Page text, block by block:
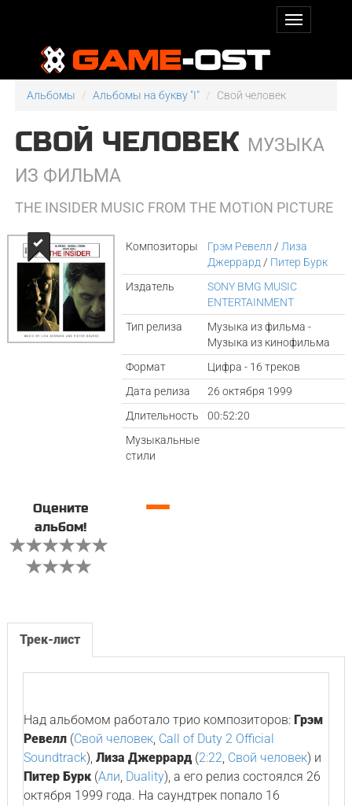
Альбомы Альбомы на букву "I" Свой человек
СВОЙ ЧЕЛОВЕК МУЗЫКА
ИЗ ФИЛЬМА
THE INSIDER MUSIC FROM THE MOTION PICTURE
Композиторы Грэм Рeвелл / Лиза
Джеррард / Питер Бурк
Издатель
SONY BMG MUSIC
ENTERTAINMENT
Тип релиза
Музыка из фильма -
Музыка из кинофильма
Формат
Цифра - 16 треков
Дата релиза
26 октября 1999
Длительность
00:52:20
Музыкальные
стили
Оцените
альбом!
—
Трек-лист
Над альбомом работало трио композиторов: Грэм
Рeвелл(Свой человек, Call of Duty 2 Official
Soundtrack), Лиза Джеррард(2:22, Свой человек) и
Питер Бурк(Али, Duality), а его релиз состоялся 26
октября 1999 года. На саундтрек попало 16